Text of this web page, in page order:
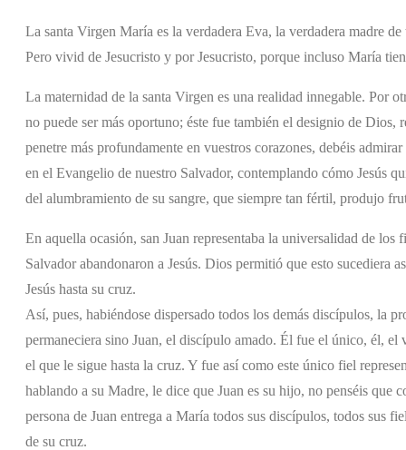
La santa Virgen María es la verdadera Eva, la verdadera madre
Pero vivid de Jesucristo y por Jesucristo, porque incluso María
La maternidad de la santa Virgen es una realidad innegable. Por
no puede ser más oportuno; éste fue también el designio de Dios,
penetre más profundamente en vuestros corazones, debéis
en el Evangelio de nuestro Salvador, contemplando cómo Jesús
del alumbramiento de su sangre, que siempre tan fértil, produjo
En aquella ocasión, san Juan representaba la universalidad de
Salvador abandonaron a Jesús. Dios permitió que esto sucediera
Jesús hasta su cruz.
Así, pues, habiéndose dispersado todos los demás discípulos, la
permaneciera sino Juan, el discípulo amado. Él fue el único, él,
el que le sigue hasta la cruz. Y fue así como este único fiel
hablando a su Madre, le dice que Juan es su hijo, no penséis que
persona de Juan entrega a María todos sus discípulos, todos sus
de su cruz.